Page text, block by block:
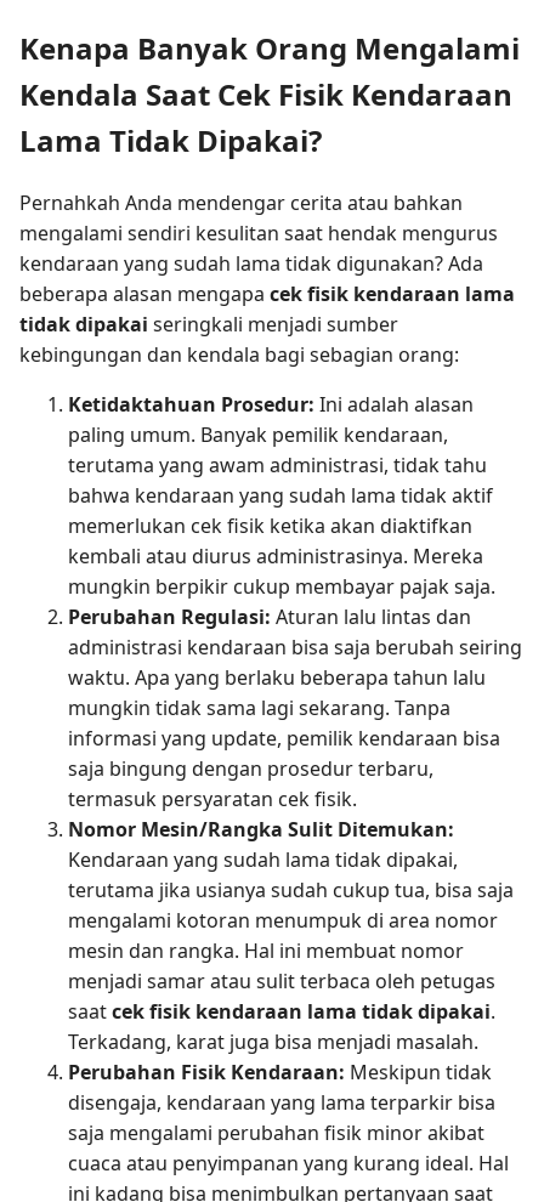
Kenapa Banyak Orang Mengalami
Kendala Saat Cek Fisik Kendaraan
Lama Tidak Dipakai?
Pernahkah Anda mendengar cerita atau bahkan
mengalami sendiri kesulitan saat hendak mengurus
kendaraan yang sudah lama tidak digunakan? Ada
beberapa alasan mengapa cek fisik kendaraan lama
tidak dipakai seringkali menjadi sumber
kebingungan dan kendala bagi sebagian orang:
Ketidaktahuan Prosedur: Ini adalah alasan
paling umum. Banyak pemilik kendaraan,
terutama yang awam administrasi, tidak tahu
bahwa kendaraan yang sudah lama tidak aktif
memerlukan cek fisik ketika akan diaktifkan
kembali atau diurus administrasinya. Mereka
mungkin berpikir cukup membayar pajak saja.
Perubahan Regulasi: Aturan lalu lintas dan
administrasi kendaraan bisa saja berubah seiring
waktu. Apa yang berlaku beberapa tahun lalu
mungkin tidak sama lagi sekarang. Tanpa
informasi yang update, pemilik kendaraan bisa
saja bingung dengan prosedur terbaru,
termasuk persyaratan cek fisik.
Nomor Mesin/Rangka Sulit Ditemukan:
Kendaraan yang sudah lama tidak dipakai,
terutama jika usianya sudah cukup tua, bisa saja
mengalami kotoran menumpuk di area nomor
mesin dan rangka. Hal ini membuat nomor
menjadi samar atau sulit terbaca oleh petugas
saatcek fisik kendaraan lama tidak dipakai.
Terkadang, karat juga bisa menjadi masalah.
Perubahan Fisik Kendaraan: Meskipun tidak
disengaja, kendaraan yang lama terparkir bisa
saja mengalami perubahan fisik minor akibat
cuaca atau penyimpanan yang kurang ideal. Hal
ini kadang bisa menimbulkan pertanyaan saat